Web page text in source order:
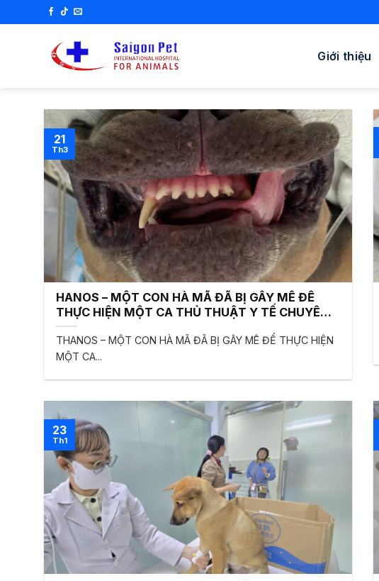
to
Giới thiệu
HANOS – MỘT CON HÀ MÃ ĐÃ BỊ GÂY MÊ ĐỂ
THỰC HIỆN MỘT CA THỦ THUẬT Y TẾ CHUYÊN
SÂU
THANOS – MỘT CON HÀ MÃ ĐÃ BỊ GÂY MÊ ĐỂ THỰC HIỆN
MỘT CA...
21
Th3
23
Th1